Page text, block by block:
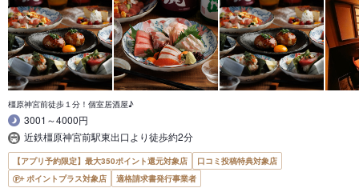
橿原神宮前徒歩１分！個室居酒屋♪
3001～4000円
近鉄橿原神宮前駅東出口より徒歩約2分
【アプリ予約限定】最大350ポイント還元対象店
口コミ投稿特典対象店
ポイントプラス対象店
適格請求書発行事業者